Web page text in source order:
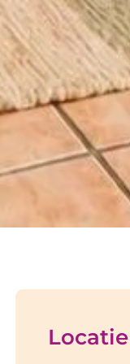
Locatie